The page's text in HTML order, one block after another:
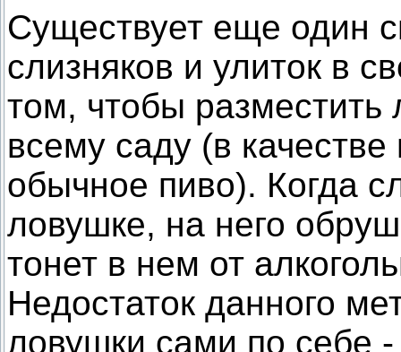
Существует еще один
слизняков и улиток в
том, чтобы разместить
всему саду (в
обычное пиво). Когда
ловушке, на него
тонет в нем от
Недостаток данного
ловушки сами по себе